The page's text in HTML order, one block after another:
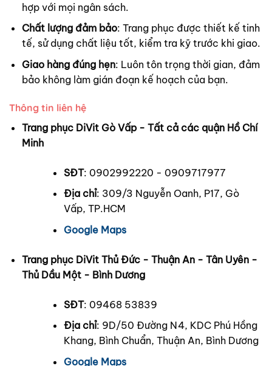
hợp với mọi ngân sách.
Chất lượng đảm bảo: Trang phục được thiết kế tinh
tế, sử dụng chất liệu tốt, kiểm tra kỹ trước khi giao.
Giao hàng đúng hẹn: Luôn tôn trọng thời gian, đảm
bảo không làm gián đoạn kế hoạch của bạn.
Thông tin liên hệ
Trang phục DiVit Gò Vấp - Tất cả các quận Hồ Chí
Minh
SĐT: 0902992220 - 0909717977
Địa chỉ: 309/3 Nguyễn Oanh, P17, Gò
Vấp, TP.HCM
Google Maps
Trang phục DiVit Thủ Đức - Thuận An - Tân Uyên -
Thủ Dầu Một - Bình Dương
SĐT: 09468 53839
Địa chỉ: 9D/50 Đường N4, KDC Phú Hồng
Khang, Bình Chuẩn, Thuận An, Bình Dương
Google Maps